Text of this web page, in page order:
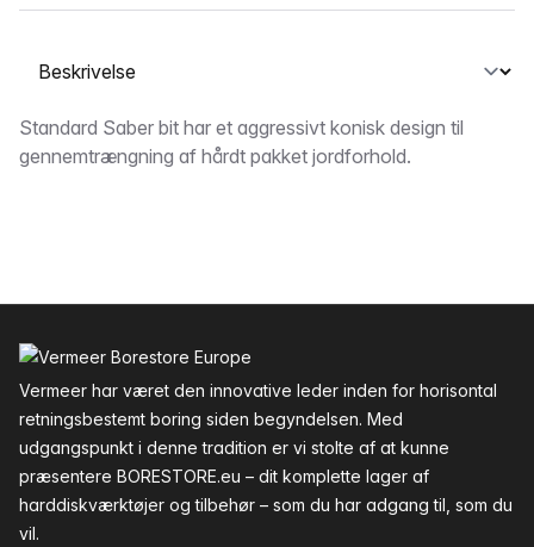
Vælg en fane
Beskrivelse
Standard Saber bit har et aggressivt konisk design til
gennemtrængning af hårdt pakket jordforhold.
Vermeer har været den innovative leder inden for horisontal
retningsbestemt boring siden begyndelsen. Med
udgangspunkt i denne tradition er vi stolte af at kunne
præsentere BORESTORE.eu – dit komplette lager af
harddiskværktøjer og tilbehør – som du har adgang til, som du
vil.